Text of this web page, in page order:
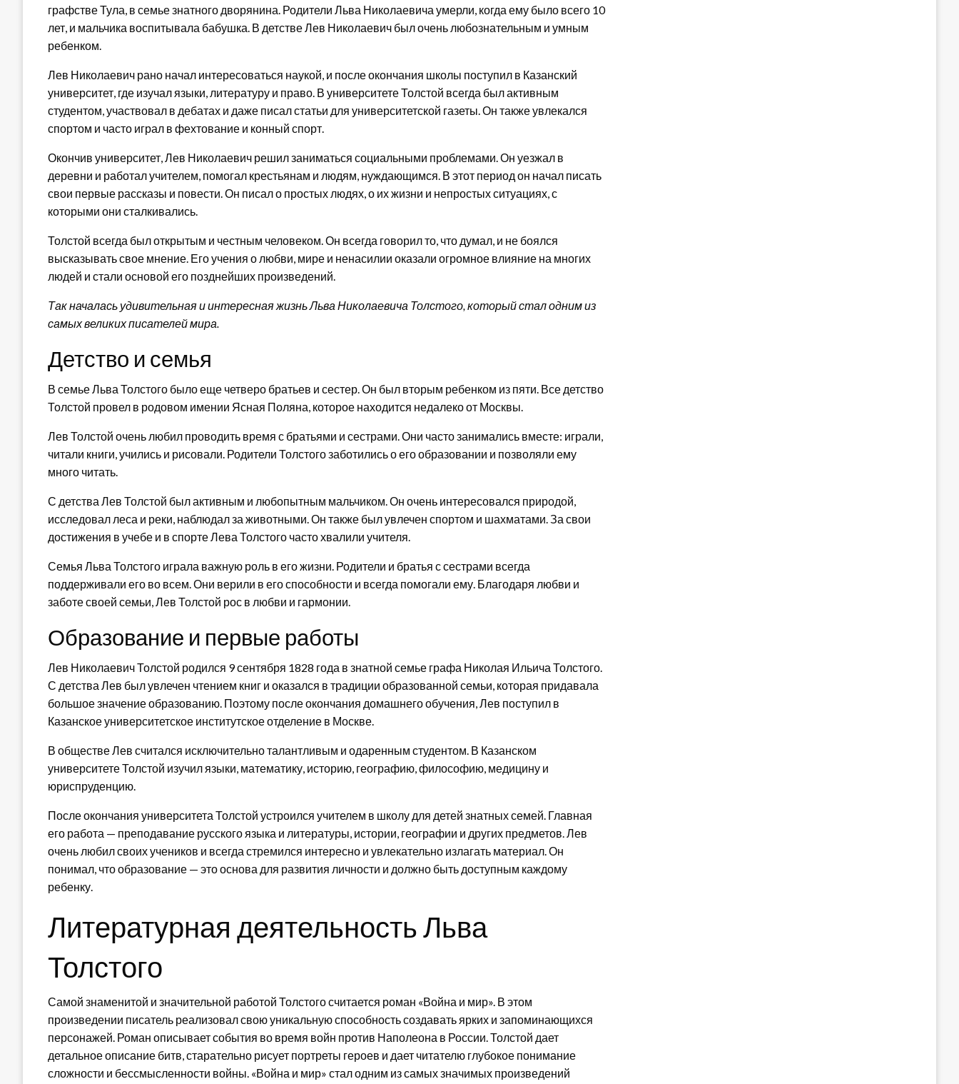
графстве Тула, в семье знатного дворянина. Родители Льва Николаевича умерли, когда ему было всего 10
лет, и мальчика воспитывала бабушка. В детстве Лев Николаевич был очень любознательным и умным
ребенком.
Лев Николаевич рано начал интересоваться наукой, и после окончания школы поступил в Казанский
университет, где изучал языки, литературу и право. В университете Толстой всегда был активным
студентом, участвовал в дебатах и даже писал статьи для университетской газеты. Он также увлекался
спортом и часто играл в фехтование и конный спорт.
Окончив университет, Лев Николаевич решил заниматься социальными проблемами. Он уезжал в
деревни и работал учителем, помогал крестьянам и людям, нуждающимся. В этот период он начал писать
свои первые рассказы и повести. Он писал о простых людях, о их жизни и непростых ситуациях, с
которыми они сталкивались.
Толстой всегда был открытым и честным человеком. Он всегда говорил то, что думал, и не боялся
высказывать свое мнение. Его учения о любви, мире и ненасилии оказали огромное влияние на многих
людей и стали основой его позднейших произведений.
Так началась удивительная и интересная жизнь Льва Николаевича Толстого, который стал одним из
самых великих писателей мира.
Детство и семья
В семье Льва Толстого было еще четверо братьев и сестер. Он был вторым ребенком из пяти. Все детство
Толстой провел в родовом имении Ясная Поляна, которое находится недалеко от Москвы.
Лев Толстой очень любил проводить время с братьями и сестрами. Они часто занимались вместе: играли,
читали книги, учились и рисовали. Родители Толстого заботились о его образовании и позволяли ему
много читать.
С детства Лев Толстой был активным и любопытным мальчиком. Он очень интересовался природой,
исследовал леса и реки, наблюдал за животными. Он также был увлечен спортом и шахматами. За свои
достижения в учебе и в спорте Лева Толстого часто хвалили учителя.
Семья Льва Толстого играла важную роль в его жизни. Родители и братья с сестрами всегда
поддерживали его во всем. Они верили в его способности и всегда помогали ему. Благодаря любви и
заботе своей семьи, Лев Толстой рос в любви и гармонии.
Образование и первые работы
Лев Николаевич Толстой родился 9 сентября 1828 года в знатной семье графа Николая Ильича Толстого.
С детства Лев был увлечен чтением книг и оказался в традиции образованной семьи, которая придавала
большое значение образованию. Поэтому после окончания домашнего обучения, Лев поступил в
Казанское университетское институтское отделение в Москве.
В обществе Лев считался исключительно талантливым и одаренным студентом. В Казанском
университете Толстой изучил языки, математику, историю, географию, философию, медицину и
юриспруденцию.
После окончания университета Толстой устроился учителем в школу для детей знатных семей. Главная
его работа — преподавание русского языка и литературы, истории, географии и других предметов. Лев
очень любил своих учеников и всегда стремился интересно и увлекательно излагать материал. Он
понимал, что образование — это основа для развития личности и должно быть доступным каждому
ребенку.
Литературная деятельность Льва
Толстого
Самой знаменитой и значительной работой Толстого считается роман «Война и мир». В этом
произведении писатель реализовал свою уникальную способность создавать ярких и запоминающихся
персонажей. Роман описывает события во время войн против Наполеона в России. Толстой дает
детальное описание битв, старательно рисует портреты героев и дает читателю глубокое понимание
сложности и бессмысленности войны. «Война и мир» стал одним из самых значимых произведений